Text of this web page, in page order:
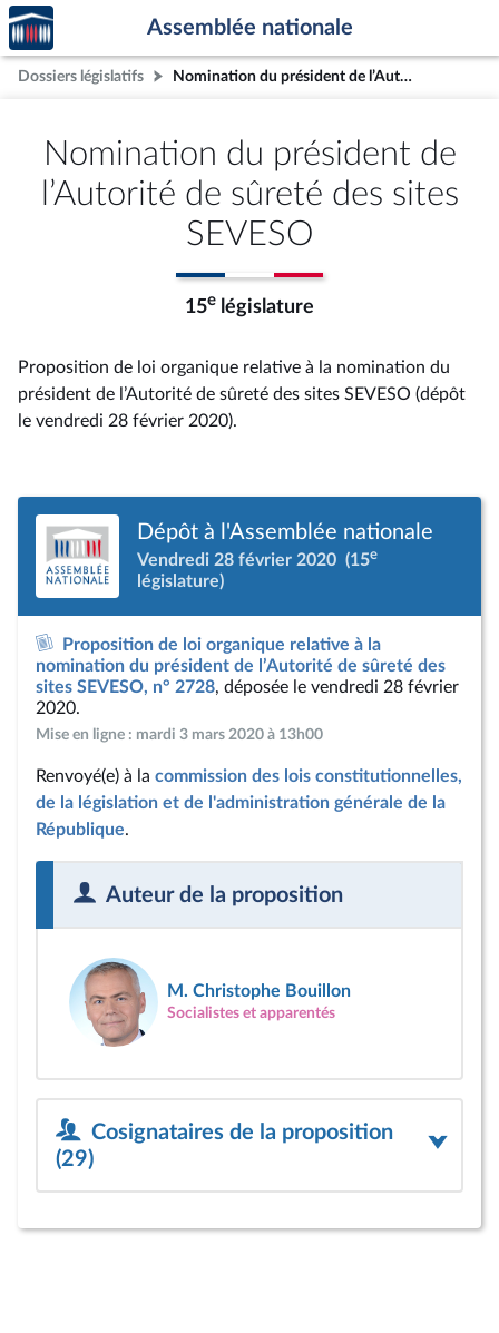
Aller au contenu
Aller en bas de la page
Accèder
à la
page
d'accueil
Assemblée nationale
Dossiers législatifs Nomination du président de l’Autorité de sûreté des sites SEVESO
Nomination du président de
l’Autorité de sûreté des sites
SEVESO
15e législature
Proposition de loi organique relative à la nomination du
président de l’Autorité de sûreté des sites SEVESO (dépôt
le vendredi 28 février 2020).
Dépôt à l'Assemblée nationale
Vendredi 28 février 2020 (15e
législature)
Proposition de loi organique relative à la
nomination du président de l’Autorité de sûreté des
sites SEVESO, n° 2728, déposée le vendredi 28 février
2020.
Mise en ligne : mardi 3 mars 2020 à 13h00
Renvoyé(e) à la commission des lois constitutionnelles,
de la législation et de l'administration générale de la
République.
Auteur de la proposition
M. Christophe Bouillon
Socialistes et apparentés
Cosignataires de la proposition
(29)